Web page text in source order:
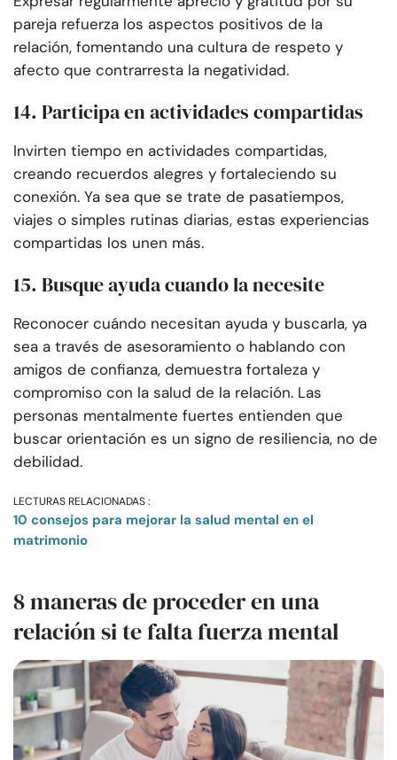
pareja refuerza los aspectos positivos de la
relación, fomentando una cultura de respeto y
afecto que contrarresta la negatividad.
14. Participa en actividades compartidas
Invirten tiempo en actividades compartidas,
creando recuerdos alegres y fortaleciendo su
conexión. Ya sea que se trate de pasatiempos,
viajes o simples rutinas diarias, estas experiencias
compartidas los unen más.
15. Busque ayuda cuando la necesite
Reconocer cuándo necesitan ayuda y buscarla, ya
sea a través de asesoramiento o hablando con
amigos de confianza, demuestra fortaleza y
compromiso con la salud de la relación. Las
personas mentalmente fuertes entienden que
buscar orientación es un signo de resiliencia, no de
debilidad.
LECTURAS RELACIONADAS :
10 consejos para mejorar la salud mental en el
matrimonio
8 maneras de proceder en una
relación si te falta fuerza mental